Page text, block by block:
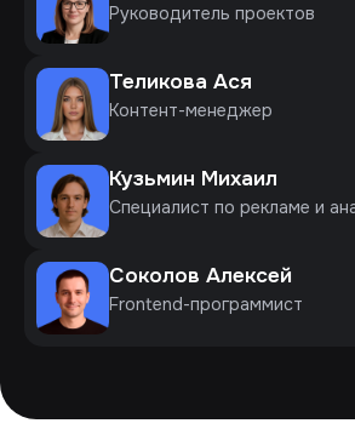
Руководитель проектов
Теликова Ася
Контент-менеджер
Кузьмин Михаил
Специалист по рекламе и
Соколов Алексей
Frontend-программист